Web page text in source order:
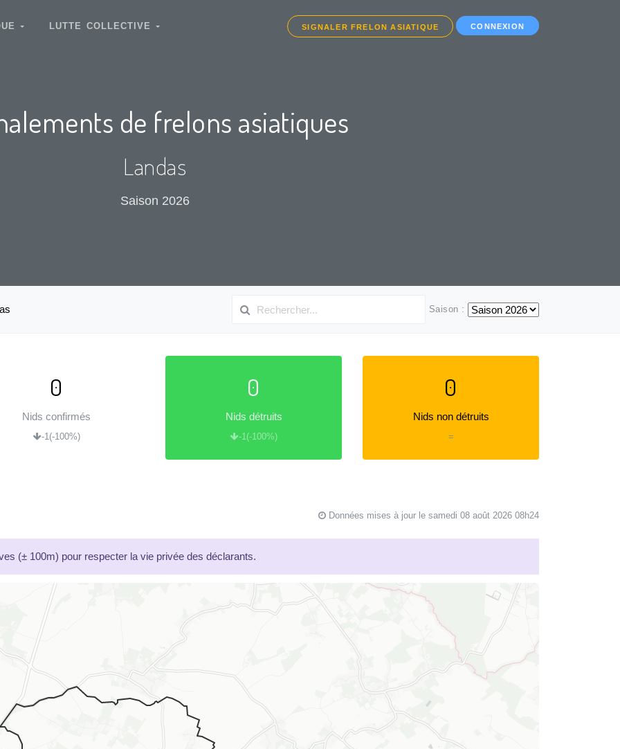
LUTTE COLLECTIVE SIGNALER FRELON ASIATIQUE CONNEXION
de frelons asiatiques
Landas
Saison 2026
Saison :
0
Nids confirmés
-1(-100%)
0
Nids détruits
-1(-100%)
0
Nids non détruits
=
Données mises à jour le samedi 08 août 2026 08h24
(± 100m) pour respecter la vie privée des déclarants.